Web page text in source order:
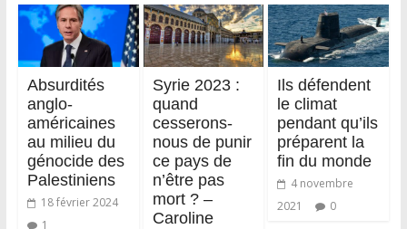
Absurdités
anglo-
américaines
au milieu du
génocide des
Palestiniens
18 février 2024
1
Syrie 2023 :
quand
cesserons-
nous de punir
ce pays de
n’être pas
mort ? –
Caroline
Ils défendent
le climat
pendant qu’ils
préparent la
fin du monde
4 novembre
2021
0